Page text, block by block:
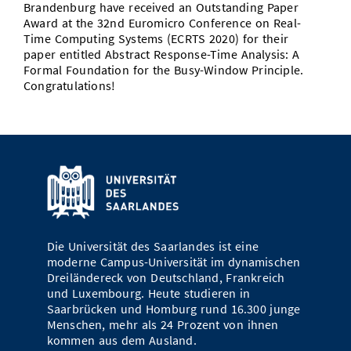
Vom Studium in den Beruf
Study Scheduler
Bibliothek
Open Science/Open Access
Start-ups
IT-Themenabend
Ranking
Zahlen & Fakten
Preise, Auszeichnungen und Förderungen
Kontakt
SIC Merchandise
Anfahrt
AnsprechpartnerInnen, Personen, Forschungsgruppen
Brandenburg have received an Outstanding Paper
Award at the 32nd Euromicro Conference on Real-
Time Computing Systems (ECRTS 2020) for their
paper entitled Abstract Response-Time Analysis: A
Formal Foundation for the Busy-Window Principle.
Congratulations!
Die Universität des Saarlandes ist eine
moderne Campus-Universität im dynamischen
Dreiländereck von Deutschland, Frankreich
und Luxembourg. Heute studieren in
Saarbrücken und Homburg rund 16.300 junge
Menschen, mehr als 24 Prozent von ihnen
kommen aus dem Ausland.